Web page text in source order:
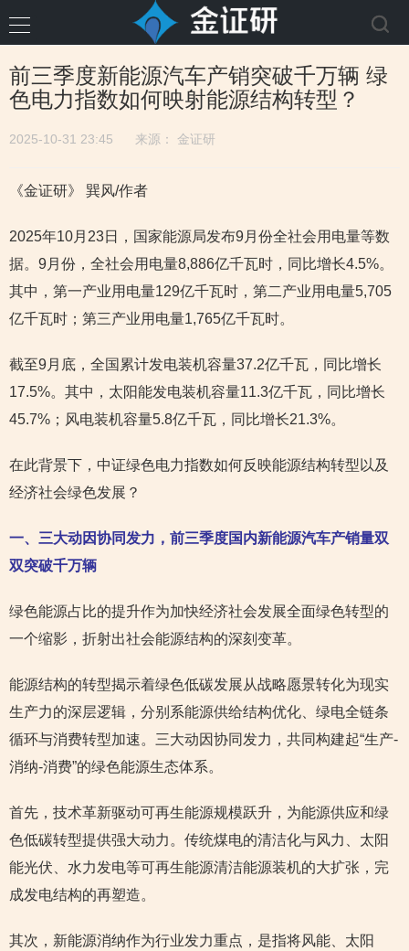
前三季度新能源汽车产销突破千万辆 绿
色电力指数如何映射能源结构转型？
2025-10-31 23:45 来源： 金证研
《金证研》 巽风/作者
2025年10月23日，国家能源局发布9月份全社会用电量等数
据。9月份，全社会用电量8,886亿千瓦时，同比增长4.5%。
其中，第一产业用电量129亿千瓦时，第二产业用电量5,705
亿千瓦时；第三产业用电量1,765亿千瓦时。
截至9月底，全国累计发电装机容量37.2亿千瓦，同比增长
17.5%。其中，太阳能发电装机容量11.3亿千瓦，同比增长
45.7%；风电装机容量5.8亿千瓦，同比增长21.3%。
在此背景下，中证绿色电力指数如何反映能源结构转型以及
经济社会绿色发展？
一、三大动因协同发力，前三季度国内新能源汽车产销量双
双突破千万辆
绿色能源占比的提升作为加快经济社会发展全面绿色转型的
一个缩影，折射出社会能源结构的深刻变革。
能源结构的转型揭示着绿色低碳发展从战略愿景转化为现实
生产力的深层逻辑，分别系能源供给结构优化、绿电全链条
循环与消费转型加速。三大动因协同发力，共同构建起“生产-
消纳-消费”的绿色能源生态体系。
首先，技术革新驱动可再生能源规模跃升，为能源供应和绿
色低碳转型提供强大动力。传统煤电的清洁化与风力、太阳
能光伏、水力发电等可再生能源清洁能源装机的大扩张，完
成发电结构的再塑造。
其次，新能源消纳作为行业发力重点，是指将风能、太阳